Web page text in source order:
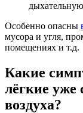
Особенно опасны
мусора и угля,
помещениях и т.д.
Какие
лёгкие уже
воздуха?